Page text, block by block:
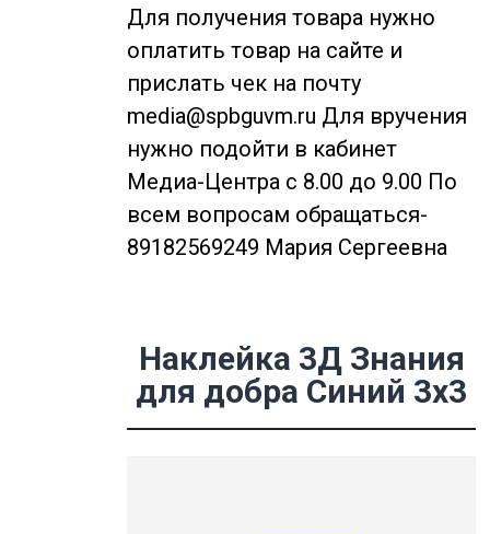
Для получения товара нужно
оплатить товар на сайте и
прислать чек на почту
media@spbguvm.ru Для вручения
нужно подойти в кабинет
Медиа-Центра с 8.00 до 9.00 По
всем вопросам обращаться-
89182569249 Мария Сергеевна
Наклейка 3Д Знания
для добра Синий 3х3